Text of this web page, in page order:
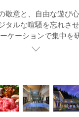
敬意と、自由な遊び
タルな喧騒を忘れさ
ケーションで集中を
のも自由。 あなたの